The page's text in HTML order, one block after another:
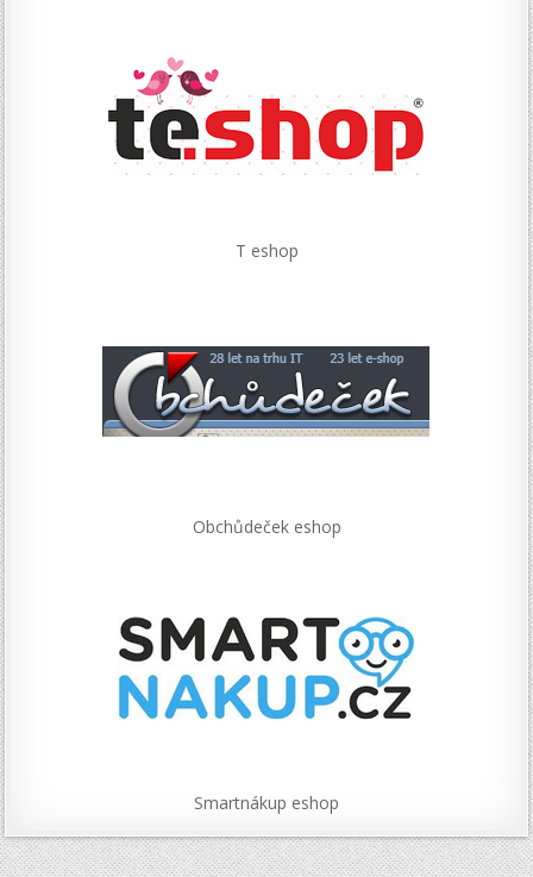
T eshop
Obchůdeček eshop
Smartnákup eshop